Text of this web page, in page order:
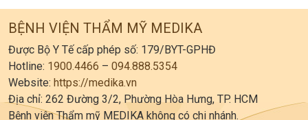
BỆNH VIỆN THẨM MỸ MEDIKA
Được Bộ Y Tế cấp phép số: 179/BYT-GPHĐ
Hotline: 1900.4466 – 094.888.5354
Website: https://medika.vn
Địa chỉ: 262 Đường 3/2, Phường Hòa Hưng, TP. HCM
Bệnh viện Thẩm mỹ MEDIKA không có chi nhánh.